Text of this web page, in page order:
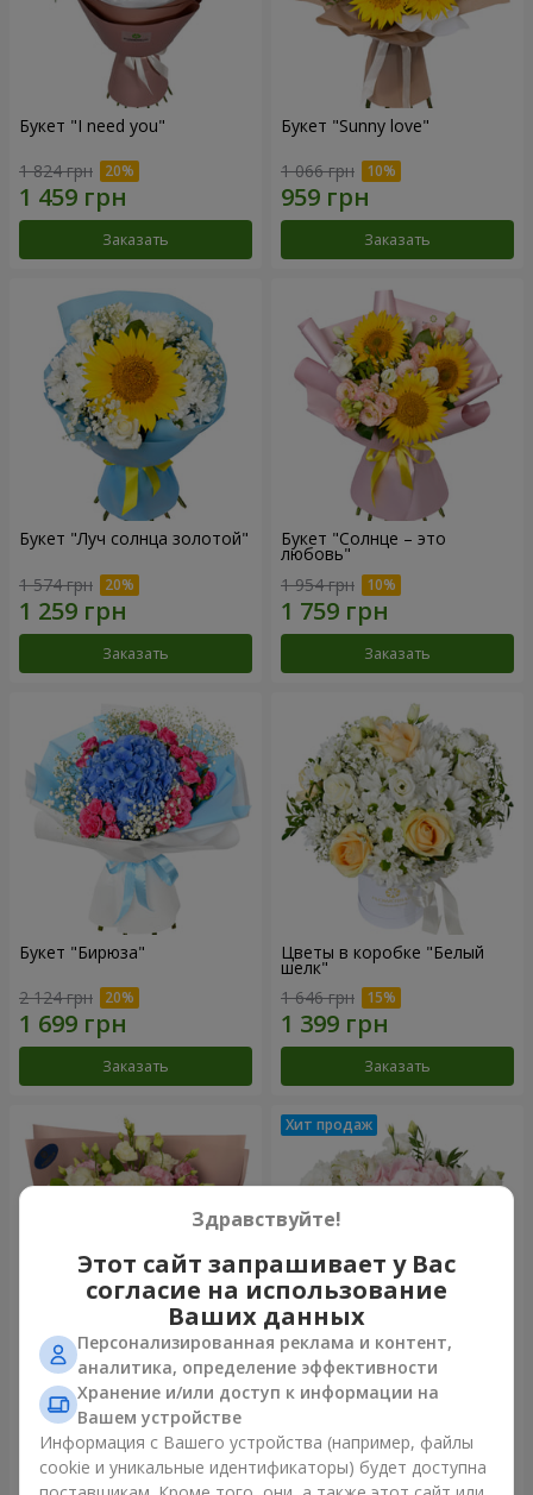
Букет "I need you"
1 824 грн
Заказать
Букет "Sunny love"
1 066 грн
Заказать
Букет "Луч солнца золотой"
1 574 грн
Заказать
Букет "Солнце – это
любовь"
1 954 грн
Заказать
Букет "Бирюза"
2 124 грн
Заказать
Цветы в коробке "Белый
шелк"
1 646 грн
Заказать
Букет "Панна Котта"
2 124 грн
Заказать
Композиция "Нежное
прикосновение"
Заказать
Здравствуйте!
Этот сайт запрашивает у Вас
согласие на использование
Ваших данных
Персонализированная реклама и контент,
аналитика, определение эффективности
Хранение и/или доступ к информации на
Вашем устройстве
Информация с Вашего устройства (например, файлы
cookie и уникальные идентификаторы) будет доступна